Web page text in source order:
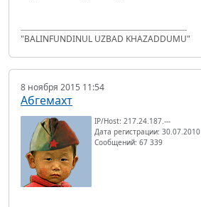
"BALINFUNDINUL UZBAD KHAZADDUMU"
8 ноября 2015 11:54
Абгемахт
IP/Host: 217.24.187.---
Дата регистрации: 30.07.2010
Сообщений: 67 339